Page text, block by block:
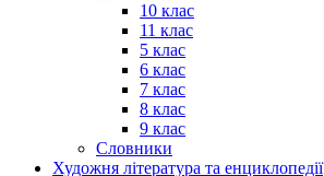
10 клас
11 клас
5 клас
6 клас
7 клас
8 клас
9 клас
Словники
Художня література та енциклопедії